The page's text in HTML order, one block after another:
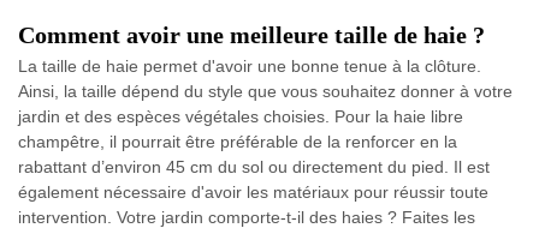
Comment avoir une meilleure taille de haie ?
La taille de haie permet d'avoir une bonne tenue à la clôture.
Ainsi, la taille dépend du style que vous souhaitez donner à votre
jardin et des espèces végétales choisies. Pour la haie libre
champêtre, il pourrait être préférable de la renforcer en la
rabattant d’environ 45 cm du sol ou directement du pied. Il est
également nécessaire d'avoir les matériaux pour réussir toute
intervention. Votre jardin comporte-t-il des haies ? Faites les